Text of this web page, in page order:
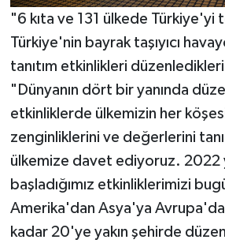
"6 kıta ve 131 ülkede Türkiye'yi
Türkiye'nin bayrak taşıyıcı
tanıtım etkinlikleri
"Dünyanın dört bir yanında
etkinliklerde ülkemizin her
zenginliklerini ve değerlerini
ülkemize davet ediyoruz. 2022
başladığımız etkinliklerimizi
Amerika'dan Asya'ya
kadar 20'ye yakın şehirde